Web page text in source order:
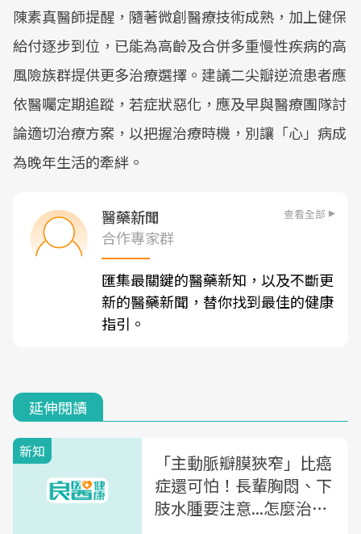
陳素真醫師提醒，隨著微創醫療技術成熟，加上健保
給付逐步到位，已能為高齡及合併多重慢性疾病的高
風險族群提供更多治療選擇。建議二尖瓣逆流患者應
依醫囑定期追蹤，若症狀惡化，應及早與醫療團隊討
論適切治療方案，以把握治療時機，別讓「心」病成
為晚年生活的牽絆。
醫藥新聞 查看全部
合作專家群
匯集最關鍵的醫藥新知，以及不斷更
新的醫藥新聞，替你找到最佳的健康
指引。
延伸閱讀
新知
「主動脈瓣膜狹窄」比癌
症還可怕！長輩胸悶、下
肢水腫要注意...怎麼治